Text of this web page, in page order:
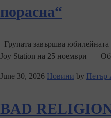
порасна“
Групата завършва
Joy Station на 25 ноември
June 30, 2026 Новини by Петър
BAD